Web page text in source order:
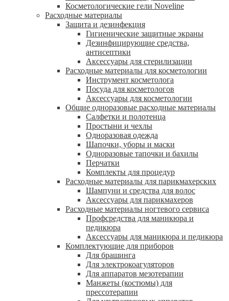
Косметологические гели Noveline
Расходные материалы
Защита и дезинфекция
Гигиенические защитные экраны
Дезинфицирующие средства,
антисептики
Аксессуары для стерилизации
Расходные материалы для косметологии
Инструмент косметолога
Посуда для косметологов
Аксессуары для косметологии
Общие одноразовые расходные материалы
Салфетки и полотенца
Простыни и чехлы
Одноразовая одежда
Шапочки, уборы и маски
Одноразовые тапочки и бахилы
Перчатки
Комплекты для процедур
Расходные материалы для парикмахерских
Шампуни и средства для волос
Аксессуары для парикмахеров
Расходные материалы ногтевого сервиса
Профсредства для маникюра и
педикюра
Аксессуары для маникюра и педикюра
Комплектующие для приборов
Для брашинга
Для электрокоагуляторов
Для аппаратов мезотерапии
Манжеты (костюмы) для
прессотерапии